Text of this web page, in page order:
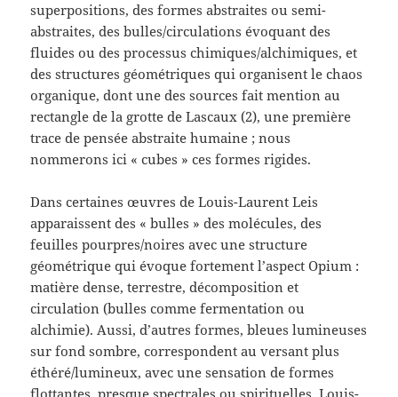
superpositions, des formes abstraites ou semi-
abstraites, des bulles/circulations évoquant des
fluides ou des processus chimiques/alchimiques, et
des structures géométriques qui organisent le chaos
organique, dont une des sources fait mention au
rectangle de la grotte de Lascaux (2), une première
trace de pensée abstraite humaine ; nous
nommerons ici « cubes » ces formes rigides.
Dans certaines œuvres de Louis-Laurent Leis
apparaissent des « bulles » des molécules, des
feuilles pourpres/noires avec une structure
géométrique qui évoque fortement l’aspect Opium :
matière dense, terrestre, décomposition et
circulation (bulles comme fermentation ou
alchimie). Aussi, d’autres formes, bleues lumineuses
sur fond sombre, correspondent au versant plus
éthéré/lumineux, avec une sensation de formes